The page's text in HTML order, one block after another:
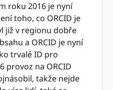
roku 2016 je nyní
toho, co ORCID je
již v regionu dobře
a ORCID je nyní
trvalé ID pro
provoz na ORCID
takže nejde